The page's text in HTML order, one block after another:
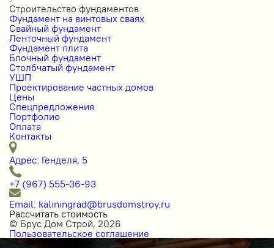
Строительство фундаментов
Фундамент на винтовых сваях
Свайный фундамент
Ленточный фундамент
Фундамент плита
Блочный фундамент
Столбчатый фундамент
УШП
Проектирование частных домов
Цены
Спецпредложения
Портфолио
Оплата
Контакты
Адрес: Генделя, 5
+7 (967) 555-36-93
Email: kaliningrad@brusdomstroy.ru
Рассчитать стоимость
© Брус Дом Строй, 2026
Пользовательское соглашение